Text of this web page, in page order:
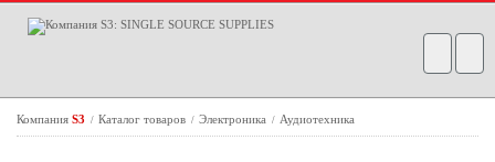
Компания S3 / Каталог товаров / Электроника / Аудиотехника